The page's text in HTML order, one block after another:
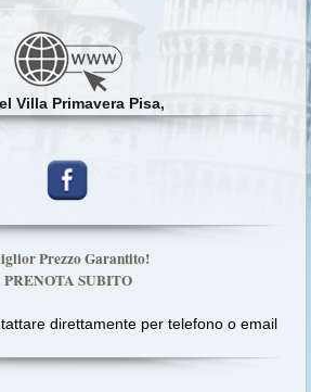
Villa Primavera Pisa,
Prezzo Garantito!
PRENOTA SUBITO
direttamente per telefono o email